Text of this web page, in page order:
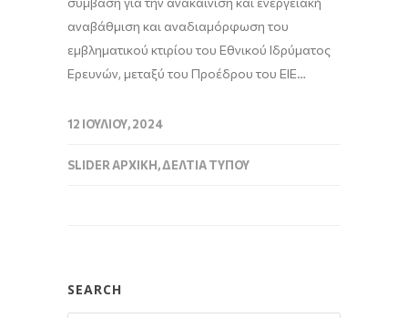
αναβάθμιση και αναδιαμόρφωση του
εμβληματικού κτιρίου του Εθνικού Ιδρύματος
Ερευνών, μεταξύ του Προέδρου του ΕΙΕ…
12 ΙΟΥΛΊΟΥ, 2024
SLIDER ΑΡΧΙΚΉ,ΔΕΛΤΊΑ ΤΎΠΟΥ
SEARCH